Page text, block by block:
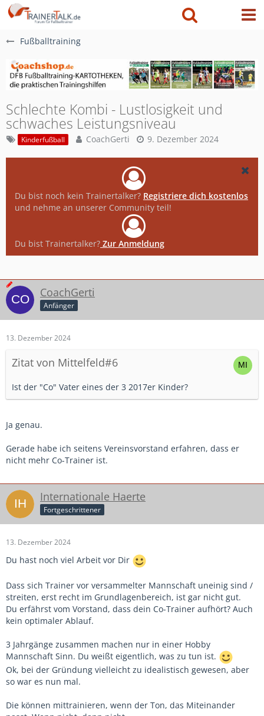
Fußballtraining
Schlechte Kombi - Lustlosigkeit und
schwaches Leistungsniveau
Kinderfußball CoachGerti 9. Dezember 2024
Du bist noch kein Trainertalker? Registriere dich kostenlos
und nehme an unserer Community teil!
Du bist Trainertalker? Zur Anmeldung
CoachGerti
Anfänger
13. Dezember 2024
Zitat von Mittelfeld#6
Ist der "Co" Vater eines der 3 2017er Kinder?
Ja genau.
Gerade habe ich seitens Vereinsvorstand erfahren, dass er
nicht mehr Co-Trainer ist.
Internationale Haerte
Fortgeschrittener
13. Dezember 2024
Du hast noch viel Arbeit vor Dir
Dass sich Trainer vor versammelter Mannschaft uneinig sind /
streiten, erst recht im Grundlagenbereich, ist gar nicht gut.
Du erfährst vom Vorstand, dass dein Co-Trainer aufhört? Auch
kein optimaler Ablauf.
3 Jahrgänge zusammen machen nur in einer Hobby
Mannschaft Sinn. Du weißt eigentlich, was zu tun ist.
Ok, bei der Gründung vielleicht zu idealistisch gewesen, aber
so war es nun mal.
Die können mittrainieren, wenn der Ton, das Miteinander